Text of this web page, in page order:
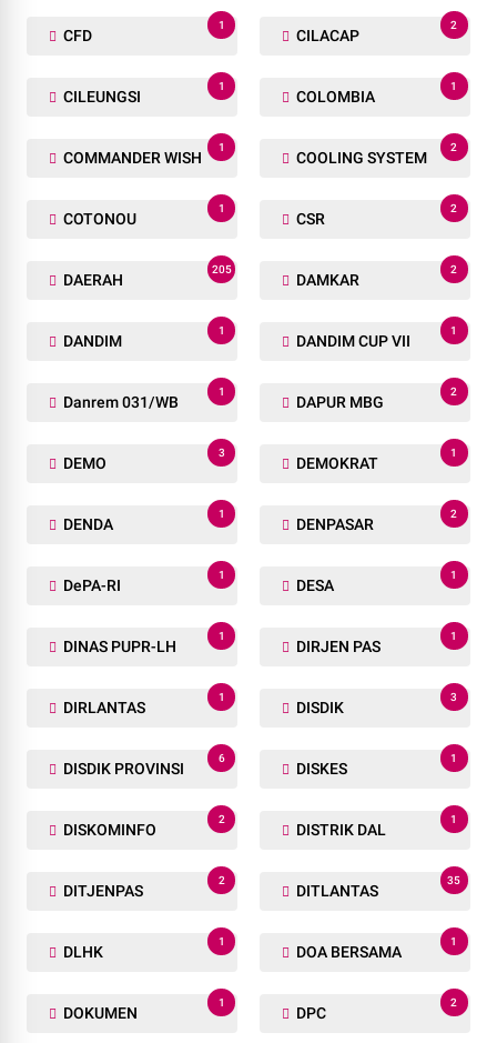
CFD
1
CILACAP
2
CILEUNGSI
1
COLOMBIA
1
COMMANDER WISH
1
COOLING SYSTEM
2
COTONOU
1
CSR
2
DAERAH
205
DAMKAR
2
DANDIM
1
DANDIM CUP VII
1
Danrem 031/WB
1
DAPUR MBG
2
DEMO
3
DEMOKRAT
1
DENDA
1
DENPASAR
2
DePA-RI
1
DESA
1
DINAS PUPR-LH
1
DIRJEN PAS
1
DIRLANTAS
1
DISDIK
3
DISDIK PROVINSI
6
DISKES
1
DISKOMINFO
2
DISTRIK DAL
1
DITJENPAS
2
DITLANTAS
35
DLHK
1
DOA BERSAMA
1
DOKUMEN
1
DPC
2